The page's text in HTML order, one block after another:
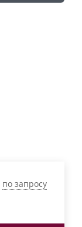
по запросу